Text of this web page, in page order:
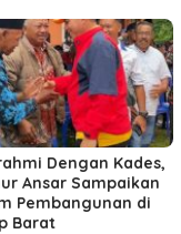
Dengan Kades,
Ansar Sampaikan
Pembangunan di
Barat